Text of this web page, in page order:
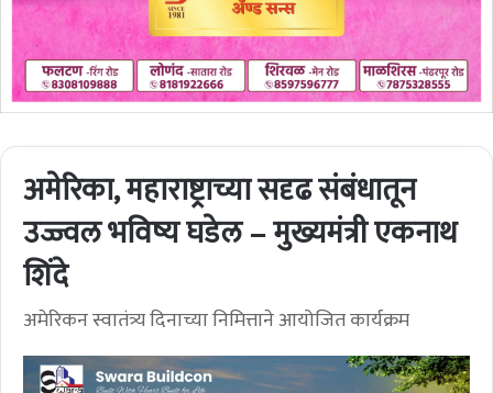
अमेरिका, महाराष्ट्राच्या सदृढ संबंधातून
उज्ज्वल भविष्य घडेल – मुख्यमंत्री एकनाथ
शिंदे
अमेरिकन स्वातंत्र्य दिनाच्या निमित्ताने आयोजित कार्यक्रम